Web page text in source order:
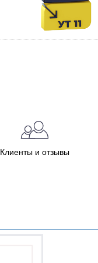
Клиенты и отзывы